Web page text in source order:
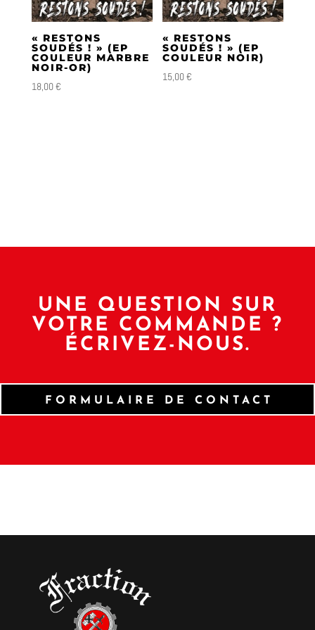
« RESTONS
SOUDÉS ! » (EP
COULEUR MARBRE
NOIR-OR)
18,00€
« RESTONS
SOUDÉS ! » (EP
COULEUR NOIR)
15,00€
UNE QUESTION SUR
VOTRE COMMANDE ?
ÉCRIVEZ-NOUS.
FORMULAIRE DE CONTACT